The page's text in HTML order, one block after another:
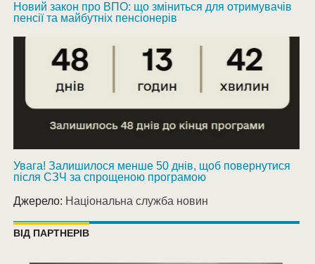
Новий закон про ВПО: що зміниться для отримувачів
пенсії та майбутніх пенсіонерів
Увага! Залишилося менше 50 днів, щоб повернутися
після СЗЧ за спрощеною програмою
Джерело: Національна служба новин
ВІД ПАРТНЕРІВ